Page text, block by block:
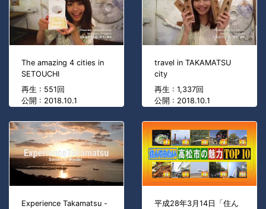
The amazing 4 cities in
SETOUCHI
再生 : 551回
公開 : 2018.10.1
travel in TAKAMATSU
city
再生 : 1,337回
公開 : 2018.10.1
Experience Takamatsu -
平成28年3月14日「住ん